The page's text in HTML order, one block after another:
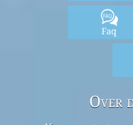
Faq
Over